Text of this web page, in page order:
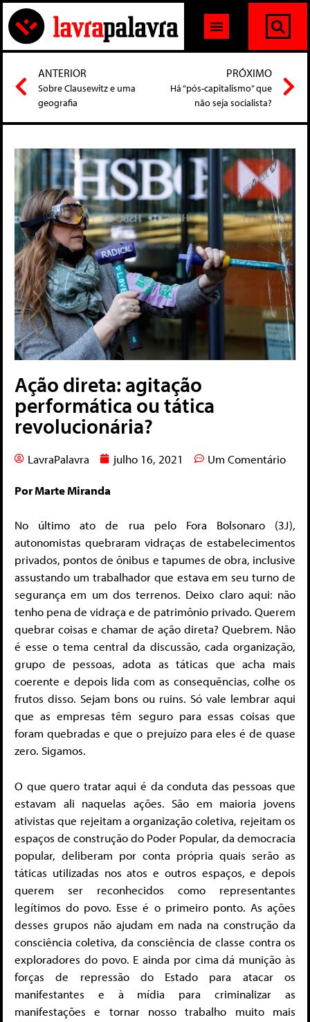
ANTERIOR
Sobre Clausewitz e uma
geografia
PRÓXIMO
Há “pós-capitalismo” que
não seja socialista?
Ação direta: agitação
performática ou tática
revolucionária?
LavraPalavra julho 16, 2021 Um Comentário
Por Marte Miranda
No último ato de rua pelo Fora Bolsonaro (3J),
autonomistas quebraram vidraças de estabelecimentos
privados, pontos de ônibus e tapumes de obra, inclusive
assustando um trabalhador que estava em seu turno de
segurança em um dos terrenos. Deixo claro aqui: não
tenho pena de vidraça e de patrimônio privado. Querem
quebrar coisas e chamar de ação direta? Quebrem. Não
é esse o tema central da discussão, cada organização,
grupo de pessoas, adota as táticas que acha mais
coerente e depois lida com as consequências, colhe os
frutos disso. Sejam bons ou ruins. Só vale lembrar aqui
que as empresas têm seguro para essas coisas que
foram quebradas e que o prejuízo para eles é de quase
zero. Sigamos.
O que quero tratar aqui é da conduta das pessoas que
estavam ali naquelas ações. São em maioria jovens
ativistas que rejeitam a organização coletiva, rejeitam os
espaços de construção do Poder Popular, da democracia
popular, deliberam por conta própria quais serão as
táticas utilizadas nos atos e outros espaços, e depois
querem ser reconhecidos como representantes
legítimos do povo. Esse é o primeiro ponto. As ações
desses grupos não ajudam em nada na construção da
consciência coletiva, da consciência de classe contra os
exploradores do povo. E ainda por cima dá munição às
forças de repressão do Estado para atacar os
manifestantes e à mídia para criminalizar as
manifestações e tornar nosso trabalho muito mais